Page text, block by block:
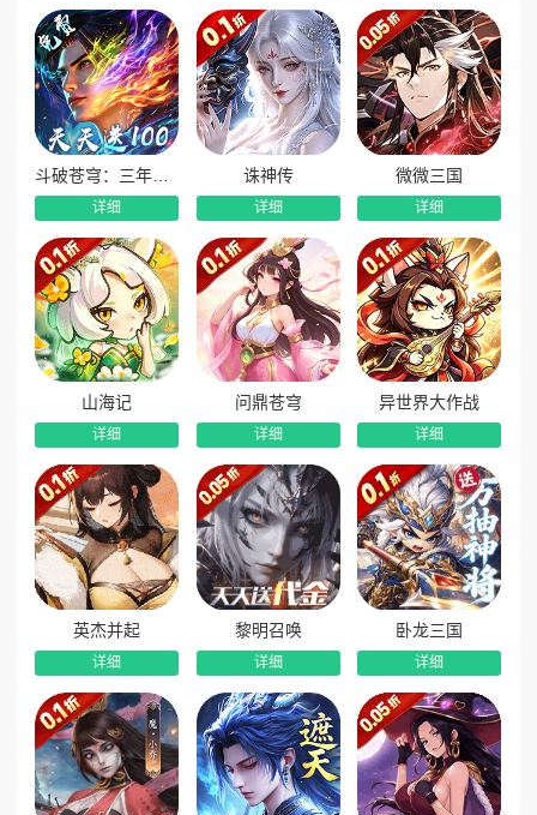
时间和玩家成长进度逐步开放，形成养成体验的节奏感和增加
游戏深度。
3.新颖的主角独立养成体系：与常规的回合制卡牌不一
样，我们主角在战斗中具有非常核心的战斗策略地位。武装、
天赋、觉醒等功能也有对应的养成和玩法系统配套，与不同的
英雄组合搭配出更加强大的战斗阵型，同时也使游戏的玩法和
养成系统更加多元化。
4.更加好玩的家园系统：不同常规的只是摆摆家具和放角
色的家园系统，我们游戏拥有更加具有沉浸感的家园系统，玩
家可以在家园系统获取定时的挂机收益，并且通过不同的角色
任务分配提升此收益。除此持外，家园还有自己的副本玩法系
统、职业培养系统、适合休闲玩家的种菜系统、贴合二次元题
材的好感度系统、增加玩家福利的派遣系统。
版本福利
1. 每日白拿10000代金券无门槛，开局海量福利！
2. 登陆送奖励，超萌御守、英雄等你领！
3. 登录即送抽，轻松集卡，零氪也能毕业！
4.长期游玩累计消费解锁每天再送3280！
详细
诛神传
详细
微微三国
详细
山海记
详细
问鼎苍穹
详细
异世界大作战
详细
英杰并起
详细
黎明召唤
详细
卧龙三国
详细